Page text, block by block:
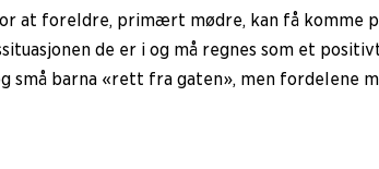
at foreldre, primært mødre, kan få komme
de er i og må regnes som et
små barna «rett fra gaten», men fordelene